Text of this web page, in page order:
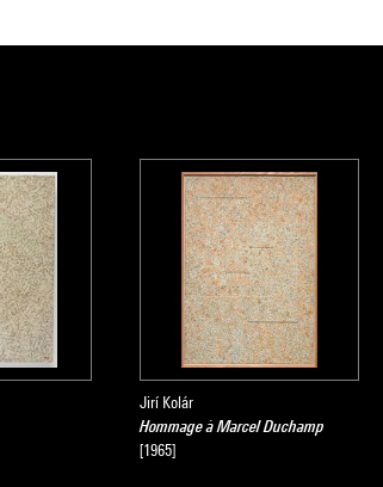
Jirí Kolár
Hommage à Marcel Duchamp
[1965]